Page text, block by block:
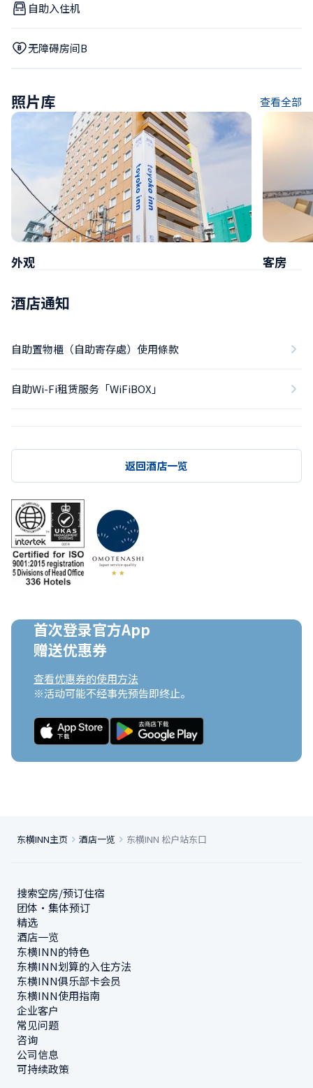
自助入住机
无障碍房间B
照片库 查看全部
外观 客房
酒店通知
自助置物櫃（自助寄存處）使用條款
自助Wi-Fi租赁服务「WiFiBOX」
返回酒店一览
首次登录官方App
赠送优惠券
查看优惠券的使用方法
※活动可能不经事先预告即终止。
东横INN主页 酒店一览 东横INN 松户站东口
搜索空房/预订住宿
团体・集体预订
精选
酒店一览
东横INN的特色
东横INN划算的入住方法
东横INN俱乐部卡会员
东横INN使用指南
企业客户
常见问题
咨询
公司信息
可持续政策